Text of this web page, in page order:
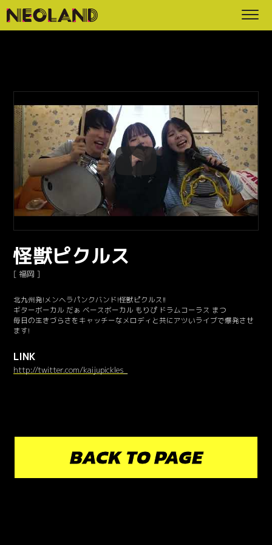
怪獣ピクルス
福岡
北九州発!メンヘラパンクバンド!怪獣ピクルス!!
ギターボーカル だぁ ベースボーカル もりぴ ドラムコーラス まつ
毎日の生きづらさをキャッチーなメロディと共にアツいライブで爆発させ
ます!
LINK
http://twitter.com/kaijupickles_
BACK TO PAGE